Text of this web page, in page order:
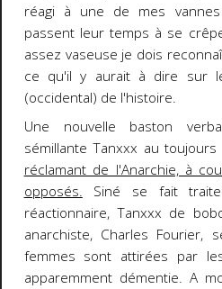
réagi à une de mes
passent leur temps à se
assez vaseuse je dois
ce qu'il y aurait à dire sur
(occidental) de l'histoire.
Une nouvelle baston
sémillante Tanxxx au toujours
réclamant de l'Anarchie, à
opposés. Siné se fait
réactionnaire, Tanxxx de
anarchiste, Charles Fourier,
femmes sont attirées par
apparemment démentie. A